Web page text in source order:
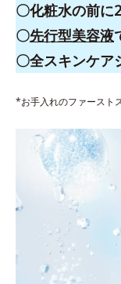
〇化粧水の前に
〇先行型美容液
〇全スキンケア
*お手入れのファースト